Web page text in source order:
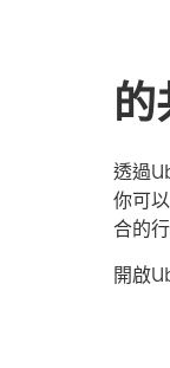
的
透過
你可
合的
開啟